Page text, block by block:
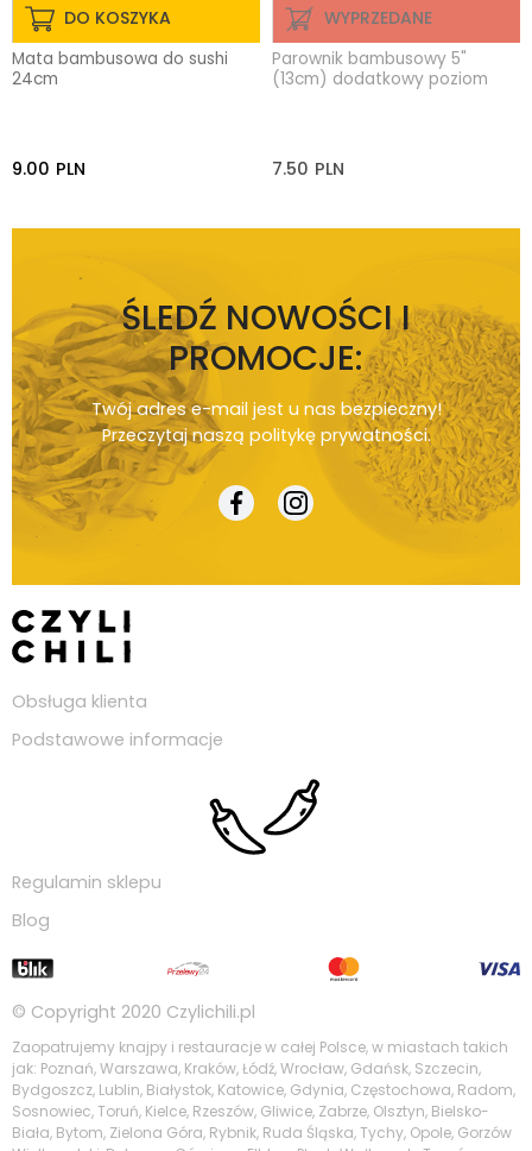
DO KOSZYKA
Mata bambusowa do sushi
24cm
9.00 PLN
WYPRZEDANE
Parownik bambusowy 5"
(13cm) dodatkowy poziom
7.50 PLN
ŚLEDŹ NOWOŚCI I
PROMOCJE:
Twój adres e-mail jest u nas bezpieczny!
Przeczytaj naszą politykę prywatności.
Obsługa klienta
Podstawowe informacje
Regulamin sklepu
Blog
© Copyright 2020 Czylichili.pl
Zaopatrujemy knajpy i restauracje w całej Polsce, w miastach takich
jak: Poznań, Warszawa, Kraków, Łódź, Wrocław, Gdańsk, Szczecin,
Bydgoszcz, Lublin, Białystok, Katowice, Gdynia, Częstochowa, Radom,
Sosnowiec, Toruń, Kielce, Rzeszów, Gliwice, Zabrze, Olsztyn, Bielsko-
Biała, Bytom, Zielona Góra, Rybnik, Ruda Śląska, Tychy, Opole, Gorzów